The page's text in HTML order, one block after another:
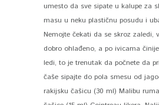
umesto da sve sipate u kalupe za
masu u neku plastičnu posudu i
Nemojte čekati da se skroz zaledi,
dobro ohlađeno, a po ivicama
ledi, to je trenutak da počnete da
čaše sipajte do pola smesu od
rakijsku čašicu (30 ml) Malibu